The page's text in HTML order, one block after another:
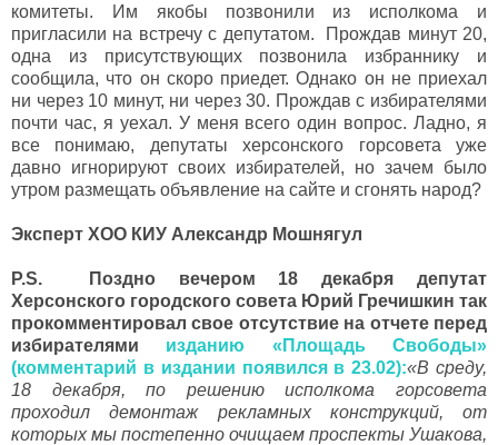
комитеты. Им якобы позвонили из исполкома и
пригласили на встречу с депутатом. Прождав минут 20,
одна из присутствующих позвонила избраннику и
сообщила, что он скоро приедет. Однако он не приехал
ни через 10 минут, ни через 30. Прождав с избирателями
почти час, я уехал. У меня всего один вопрос. Ладно, я
все понимаю, депутаты херсонского горсовета уже
давно игнорируют своих избирателей, но зачем было
утром размещать объявление на сайте и сгонять народ?
Эксперт ХОО КИУ Александр Мошнягул
P.S. Поздно вечером 18 декабря депутат
Херсонского городского совета Юрий Гречишкин так
прокомментировал свое отсутствие на отчете перед
избирателями изданию «Площадь Свободы»
(комментарий в издании появился в 23.02):«В среду,
18 декабря, по решению исполкома горсовета
проходил демонтаж рекламных конструкций, от
которых мы постепенно очищаем проспекты Ушакова,